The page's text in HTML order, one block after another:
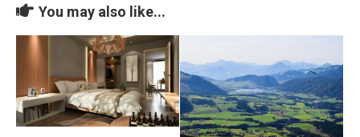
You may also like...